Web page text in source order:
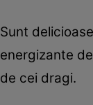
Sunt
energizante
de cei dragi.